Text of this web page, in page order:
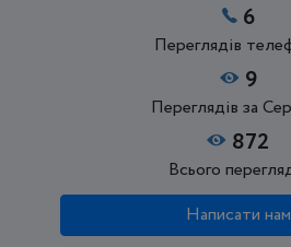
6
Переглядів
9
Переглядів за
872
Всього
Написати нам